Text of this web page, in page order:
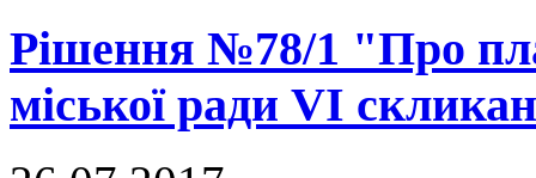
Рішення №78/1 "Про
міської ради VI